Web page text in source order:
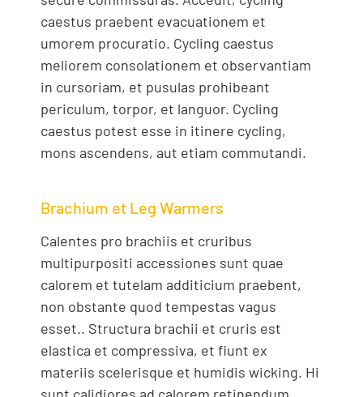
caestus praebent evacuationem et
umorem procuratio. Cycling caestus
meliorem consolationem et observantiam
in cursoriam, et pusulas prohibeant
periculum, torpor, et languor. Cycling
caestus potest esse in itinere cycling,
mons ascendens, aut etiam commutandi.
Brachium et Leg Warmers
Calentes pro brachiis et cruribus
multipurpositi accessiones sunt quae
calorem et tutelam additicium praebent,
non obstante quod tempestas vagus
esset.. Structura brachii et cruris est
elastica et compressiva, et fiunt ex
materiis scelerisque et humidis wicking. Hi